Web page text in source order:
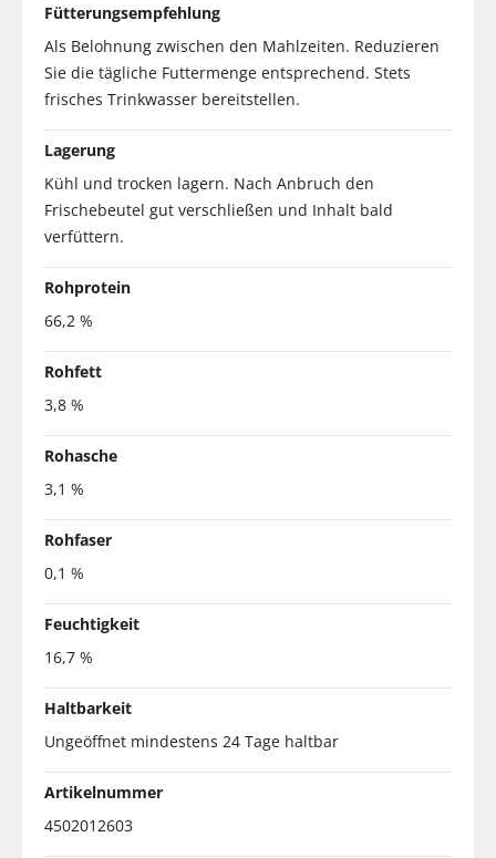
Fütterungsempfehlung
Als Belohnung zwischen den Mahlzeiten. Reduzieren
Sie die tägliche Futtermenge entsprechend. Stets
frisches Trinkwasser bereitstellen.
Lagerung
Kühl und trocken lagern. Nach Anbruch den
Frischebeutel gut verschließen und Inhalt bald
verfüttern.
Rohprotein
66,2 %
Rohfett
3,8 %
Rohasche
3,1 %
Rohfaser
0,1 %
Feuchtigkeit
16,7 %
Haltbarkeit
Ungeöffnet mindestens 24 Tage haltbar
Artikelnummer
4502012603